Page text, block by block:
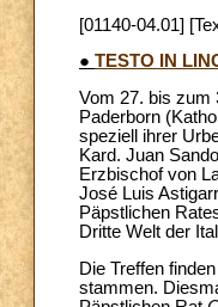
[01140-04.01]
● TESTO IN
Vom 27. bis zum
Paderborn
speziell ihrer
Kard. Juan
Erzbischof von
José Luis
Päpstlichen
Dritte Welt der
Die Treffen
stammen.